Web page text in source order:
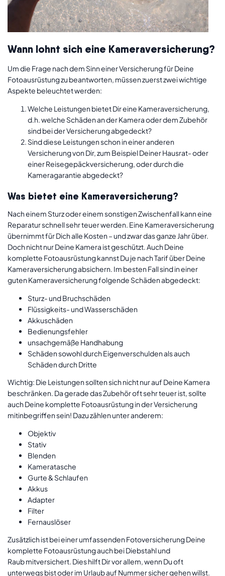
Wann lohnt sich eine Kameraversicherung?
Um die Frage nach dem Sinn einer Versicherung für Deine
Fotoausrüstung zu beantworten, müssen zuerst zwei wichtige
Aspekte beleuchtet werden:
Welche Leistungen bietet Dir eine Kameraversicherung,
d.h. welche Schäden an der Kamera oder dem Zubehör
sind bei der Versicherung abgedeckt?
Sind diese Leistungen schon in einer anderen
Versicherung von Dir, zum Beispiel Deiner Hausrat- oder
einer Reisegepäckversicherung, oder durch die
Kameragarantie abgedeckt?
Was bietet eine Kameraversicherung?
Nach einem Sturz oder einem sonstigen Zwischenfall kann eine
Reparatur schnell sehr teuer werden. Eine Kameraversicherung
übernimmt für Dich alle Kosten – und zwar das ganze Jahr über.
Doch nicht nur Deine Kamera ist geschützt. Auch Deine
komplette Fotoausrüstung kannst Du je nach Tarif über Deine
Kameraversicherung absichern. Im besten Fall sind in einer
guten Kameraversicherung folgende Schäden abgedeckt:
Sturz- und Bruchschäden
Flüssigkeits- und Wasserschäden
Akkuschäden
Bedienungsfehler
unsachgemäße Handhabung
Schäden sowohl durch Eigenverschulden als auch
Schäden durch Dritte
Wichtig: Die Leistungen sollten sich nicht nur auf Deine Kamera
beschränken. Da gerade das Zubehör oft sehr teuer ist, sollte
auch Deine komplette Fotoausrüstung in der Versicherung
mitinbegriffen sein! Dazu zählen unter anderem:
Objektiv
Stativ
Blenden
Kameratasche
Gurte & Schlaufen
Akkus
Adapter
Filter
Fernauslöser
Zusätzlich ist bei einer umfassenden Fotoversicherung Deine
komplette Fotoausrüstung auch bei Diebstahl und
Raub mitversichert. Dies hilft Dir vor allem, wenn Du oft
unterwegs bist oder im Urlaub auf Nummer sicher gehen willst.